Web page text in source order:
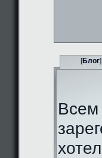
[Блог]
Всем